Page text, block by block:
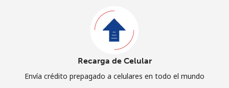
Recarga de Celular
Envía crédito prepagado a celulares en todo el mundo